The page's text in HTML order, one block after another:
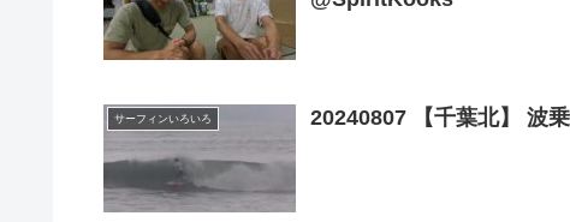
サーフィンいろいろ 20240807 【千葉北】 波